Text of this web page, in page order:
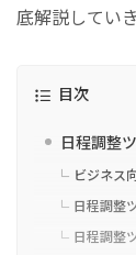
底解説してい
目次
日程調整
ビジネス
日程調整
日程調整